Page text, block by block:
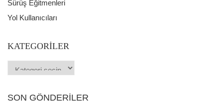
Sürüş Eğitmenleri
Yol Kullanıcıları
KATEGORILER
Kategoriler
SON GÖNDERILER